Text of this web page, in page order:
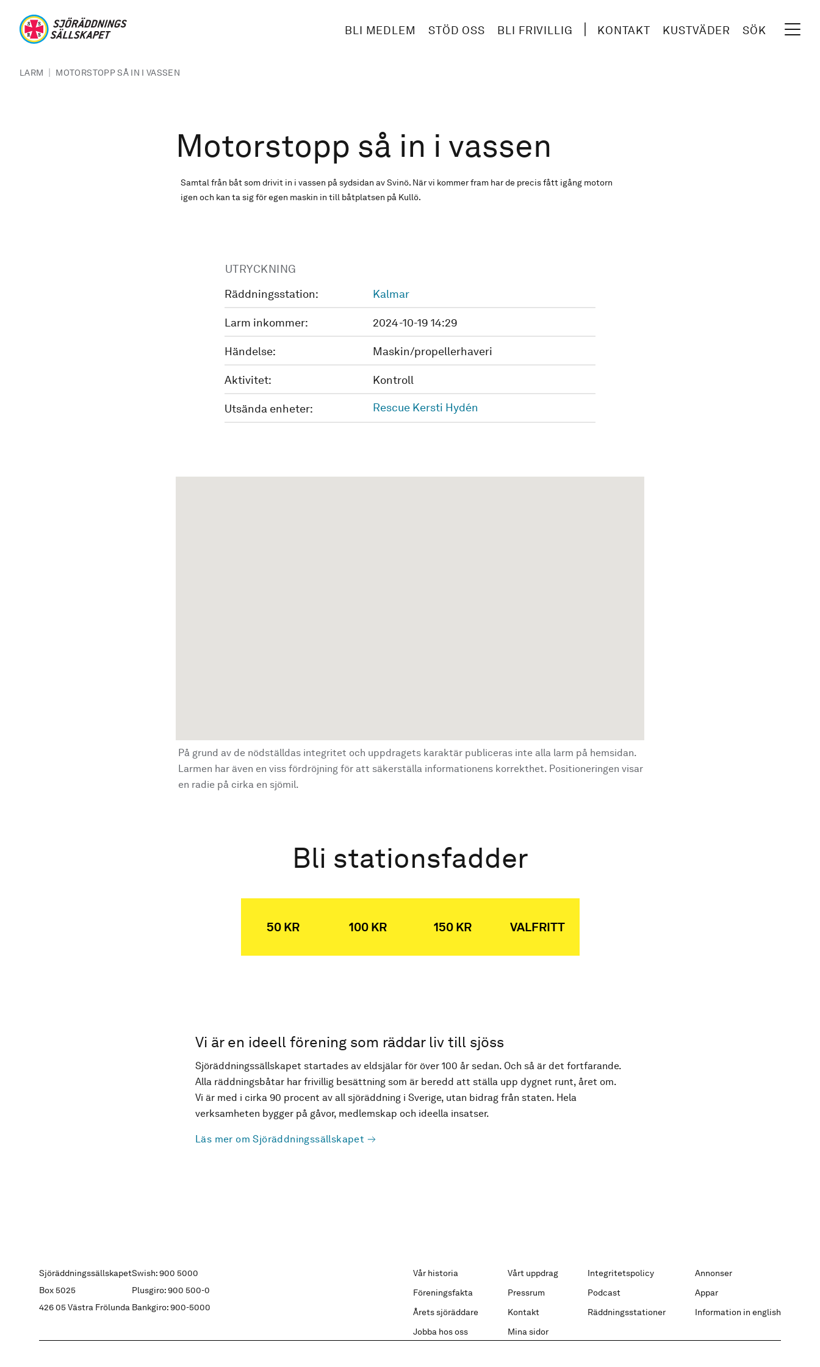
BLI MEDLEM STÖD OSS BLI FRIVILLIG KONTAKT KUSTVÄDER SÖK
LARM | MOTORSTOPP SÅ IN I VASSEN
Motorstopp så in i vassen
Samtal från båt som drivit in i vassen på sydsidan av Svinö. När vi kommer fram har de precis fått igång motorn
igen och kan ta sig för egen maskin in till båtplatsen på Kullö.
UTRYCKNING
Räddningsstation:
Kalmar
Larm inkommer: 2024-10-19 14:29
Händelse: Maskin/propellerhaveri
Aktivitet: Kontroll
Utsända enheter: Rescue Kersti Hydén
På grund av de nödställdas integritet och uppdragets karaktär publiceras inte alla larm på hemsidan.
Larmen har även en viss fördröjning för att säkerställa informationens korrekthet. Positioneringen visar
en radie på cirka en sjömil.
Bli stationsfadder
50 KR 100 KR 150 KR VALFRITT
Vi är en ideell förening som räddar liv till sjöss
Sjöräddningssällskapet startades av eldsjälar för över 100 år sedan. Och så är det fortfarande.
Alla räddningsbåtar har frivillig besättning som är beredd att ställa upp dygnet runt, året om.
Vi är med i cirka 90 procent av all sjöräddning i Sverige, utan bidrag från staten. Hela
verksamheten bygger på gåvor, medlemskap och ideella insatser.
Läs mer om Sjöräddningssällskapet
Sjöräddningssällskapet
Box 5025
426 05 Västra Frölunda
Swish: 900 5000
Plusgiro: 900 500-0
Bankgiro: 900-5000
Vår historia Vårt uppdrag Integritetspolicy
Annonser
Föreningsfakta
Pressrum Podcast
Appar
Årets sjöräddare
Kontakt Räddningsstationer
Information in english
Jobba hos oss
Mina sidor